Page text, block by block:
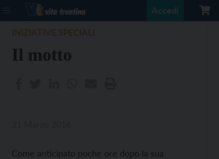
Accedi
Il motto
Come anticipato poche ore dopo la sua